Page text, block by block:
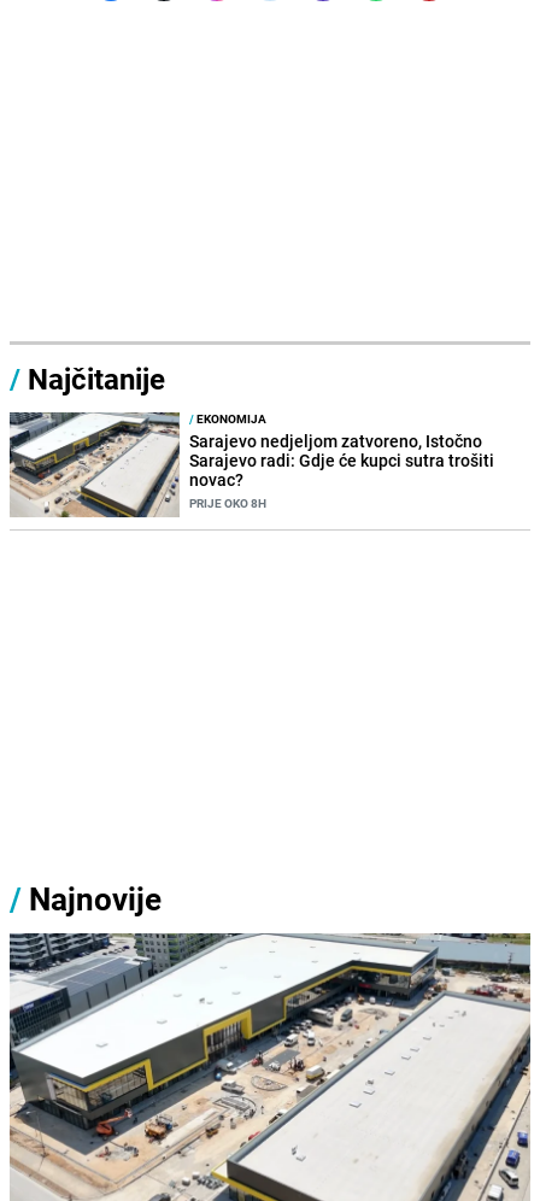
/ Najčitanije
/EKONOMIJA
Sarajevo nedjeljom zatvoreno, Istočno
Sarajevo radi: Gdje će kupci sutra trošiti
novac?
PRIJE OKO 8H
/ Najnovije